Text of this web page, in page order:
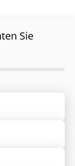
Sie